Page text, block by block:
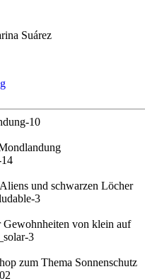
Suárez
und schwarzen Löcher
Gewohnheiten von klein auf
zum Thema Sonnenschutz